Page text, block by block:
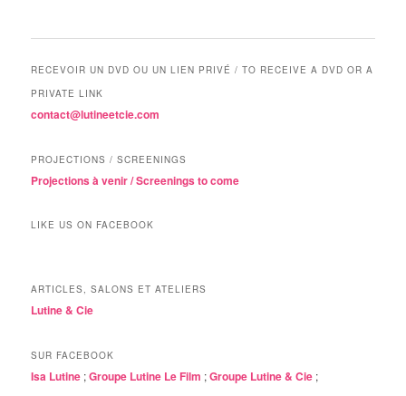
RECEVOIR UN DVD OU UN LIEN PRIVÉ / TO RECEIVE A DVD OR A
PRIVATE LINK
contact@lutineetcie.com
PROJECTIONS / SCREENINGS
Projections à venir / Screenings to come
LIKE US ON FACEBOOK
ARTICLES, SALONS ET ATELIERS
Lutine & Cie
SUR FACEBOOK
Isa Lutine ;Groupe Lutine Le Film ;Groupe Lutine & Cie ;